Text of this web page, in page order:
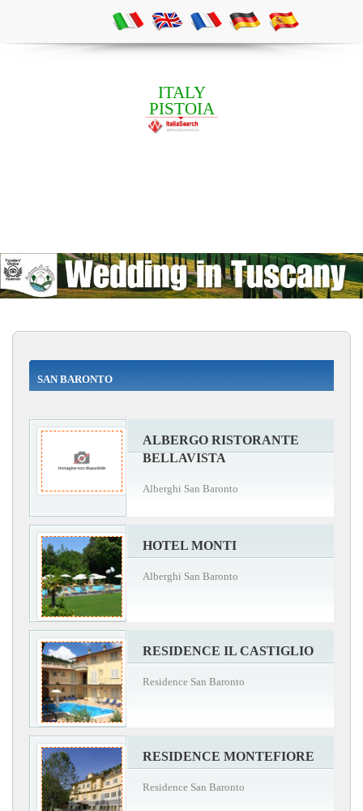
ITALY
PISTOIA
SAN BARONTO
ALBERGO RISTORANTE
BELLAVISTA
Alberghi San Baronto
HOTEL MONTI
Alberghi San Baronto
RESIDENCE IL CASTIGLIO
Residence San Baronto
RESIDENCE MONTEFIORE
Residence San Baronto